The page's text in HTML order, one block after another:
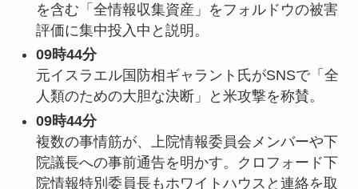
を含む「全情報収集資産」をフォルドウの被害
評価に集中投入中と説明。
09時44分
元イスラエル国防相ギャラント氏がSNSで「全
人類のための大胆な決断」と米攻撃を称賛。
09時44分
複数の事情筋が、上院情報委員会メンバーや下
院議長への事前通告を明かす。クロフォード下
院情報特別委員長もホワイトハウスと連絡を取